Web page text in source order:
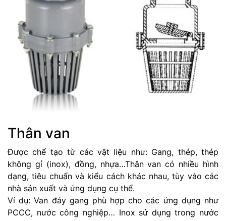
Thân van
Được chế tạo từ các vật liệu như: Gang, thép, thép
không gỉ (inox), đồng, nhựa…Thân van có nhiều hình
dạng, tiêu chuẩn và kiểu cách khác nhau, tùy vào các
nhà sản xuất và ứng dụng cụ thể.
Ví dụ: Van đáy gang phù hợp cho các ứng dụng như
PCCC, nước công nghiệp… Inox sử dụng trong nước